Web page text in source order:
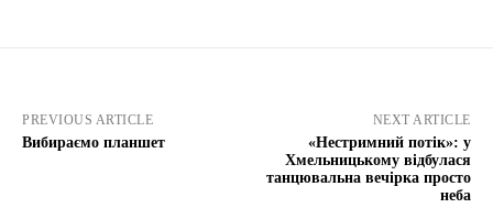
PREVIOUS ARTICLE
Вибираємо планшет
NEXT ARTICLE
«Нестримний потік»: у
Хмельницькому відбулася
танцювальна вечірка просто
неба